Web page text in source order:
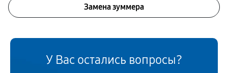
Замена зуммера
У Вас остались вопросы?